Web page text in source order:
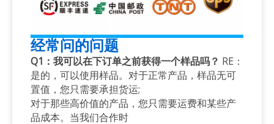
经常问的问题
Q1：我可以在下订单之前获得一个样品吗？ RE：
是的，可以使用样品。对于正常产品，样品无可
置值，您只需要承担货运;
对于那些高价值的产品，您只需要运费和某些产
品成本。当我们合作时